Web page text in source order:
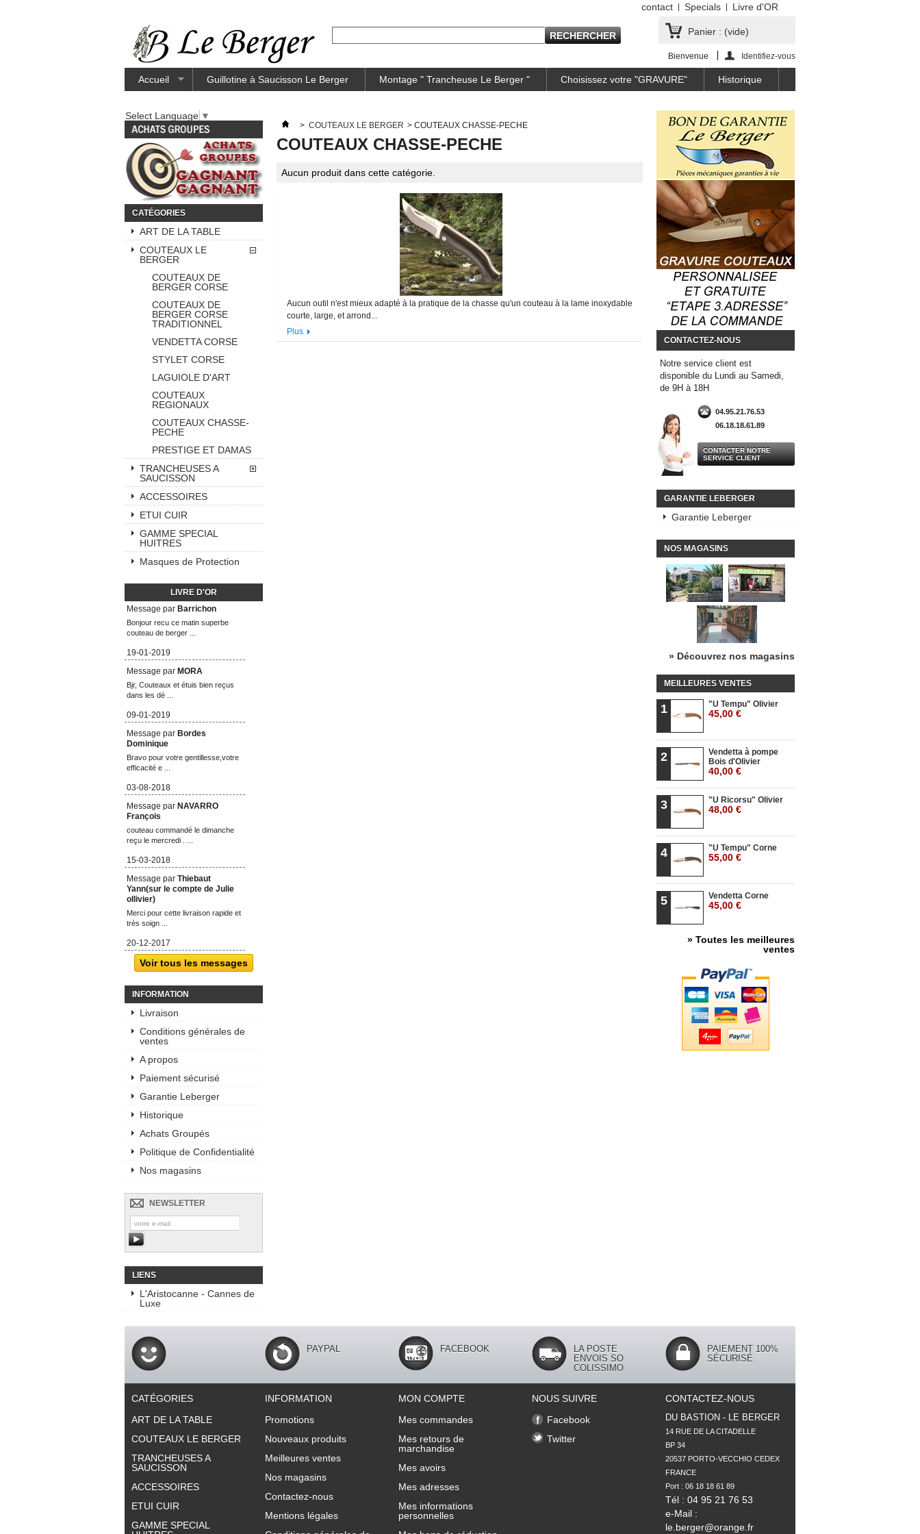
contact Specials Livre d'OR
Panier : (vide)
Bienvenue Identifiez-vous
Accueil Guillotine à Saucisson Le Berger Montage " Trancheuse Le Berger " Choisissez votre "GRAVURE" Historique
Select Language ▼
CATÉGORIES
ART DE LA TABLE
COUTEAUX LE
BERGER
COUTEAUX DE
BERGER CORSE
COUTEAUX DE
BERGER CORSE
TRADITIONNEL
VENDETTA CORSE
STYLET CORSE
LAGUIOLE D'ART
COUTEAUX
REGIONAUX
COUTEAUX CHASSE-
PECHE
PRESTIGE ET DAMAS
TRANCHEUSES A
SAUCISSON
ACCESSOIRES
ETUI CUIR
GAMME SPECIAL
HUITRES
Masques de Protection
LIVRE D'OR
Message par Barrichon
Bonjour recu ce matin superbe
couteau de berger ...
19-01-2019
Message par MORA
Bjr, Couteaux et étuis bien reçus
dans les dé ...
09-01-2019
Message par Bordes
Dominique
Bravo pour votre gentillesse,votre
efficacité e ...
03-08-2018
Message par NAVARRO
François
couteau commandé le dimanche
reçu le mercredi . ...
15-03-2018
Message par Thiebaut
Yann(sur le compte de Julie
ollivier)
Merci pour cette livraison rapide et
très soign ...
20-12-2017
Voir tous les messages
INFORMATION
Livraison
Conditions générales de
ventes
A propos
Paiement sécurisé
Garantie Leberger
Historique
Achats Groupés
Politique de Confidentialité
Nos magasins
NEWSLETTER
LIENS
L'Aristocanne - Cannes de
Luxe
> COUTEAUX LE BERGER > COUTEAUX CHASSE-PECHE
COUTEAUX CHASSE-PECHE
Aucun produit dans cette catégorie.
Aucun outil n'est mieux adapté à la pratique de la chasse qu'un couteau à la lame inoxydable
courte, large, et arrond...
Plus
CONTACTEZ-NOUS
Notre service client est
disponible du Lundi au Samedi,
de 9H à 18H
04.95.21.76.53
06.18.18.61.89
CONTACTER NOTRE
SERVICE CLIENT
GARANTIE LEBERGER
Garantie Leberger
NOS MAGASINS
» Découvrez nos magasins
MEILLEURES VENTES
1 "U Tempu" Olivier
45,00 €
2
Vendetta à pompe
Bois d'Olivier
40,00 €
3 "U Ricorsu" Olivier
48,00 €
4 "U Tempu" Corne
55,00 €
5 Vendetta Corne
45,00 €
» Toutes les meilleures
ventes
PAYPAL FACEBOOK
LA POSTE
ENVOIS SO
COLISSIMO
PAIEMENT 100%
SÉCURISÉ
CATÉGORIES
ART DE LA TABLE
COUTEAUX LE BERGER
TRANCHEUSES A
SAUCISSON
ACCESSOIRES
ETUI CUIR
GAMME SPECIAL
INFORMATION
Promotions
Nouveaux produits
Meilleures ventes
Nos magasins
Contactez-nous
Mentions légales
MON COMPTE
Mes commandes
Mes retours de
marchandise
Mes avoirs
Mes adresses
Mes informations
personnelles
NOUS SUIVRE
Facebook
Twitter
CONTACTEZ-NOUS
DU BASTION - LE BERGER
14 RUE DE LA CITADELLE
BP 34
20537 PORTO-VECCHIO CEDEX
FRANCE
Tél : 04 95 21 76 53
e-Mail :
le.berger@orange.fr